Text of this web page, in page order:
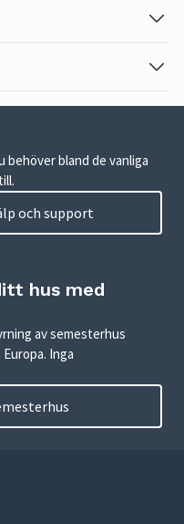
bland de vanliga
och support
hus med
av semesterhus
Inga